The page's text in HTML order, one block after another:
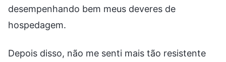
desempenhando bem meus deveres de
hospedagem.
Depois disso, não me senti mais tão resistente